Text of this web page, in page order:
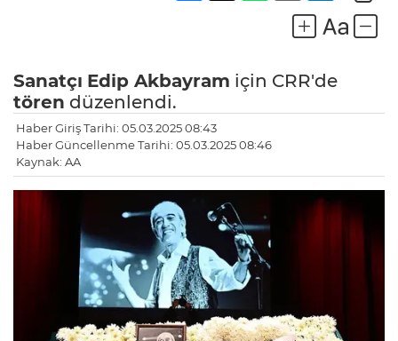
Sanatçı Edip Akbayram için CRR'de
tören düzenlendi.
Haber Giriş Tarihi: 05.03.2025 08:43
Haber Güncellenme Tarihi: 05.03.2025 08:46
Kaynak: AA